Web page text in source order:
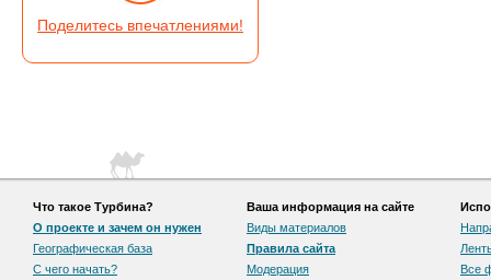
Поделитесь впечатлениями!
Что такое Турбина?
О проекте и зачем он нужен
Географическая база
С чего начать?
Ваша информация на сайте
Виды материалов
Правила сайта
Модерация
Все